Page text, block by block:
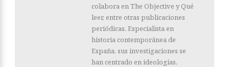
colabora en The Objective y Qué
leer, entre otras publicaciones
periódicas. Especialista en
historia contemporánea de
España, sus investigaciones se
han centrado en ideologías,